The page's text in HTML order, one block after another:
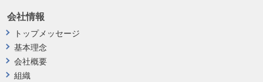
会社情報
トップメッセージ
基本理念
会社概要
組織